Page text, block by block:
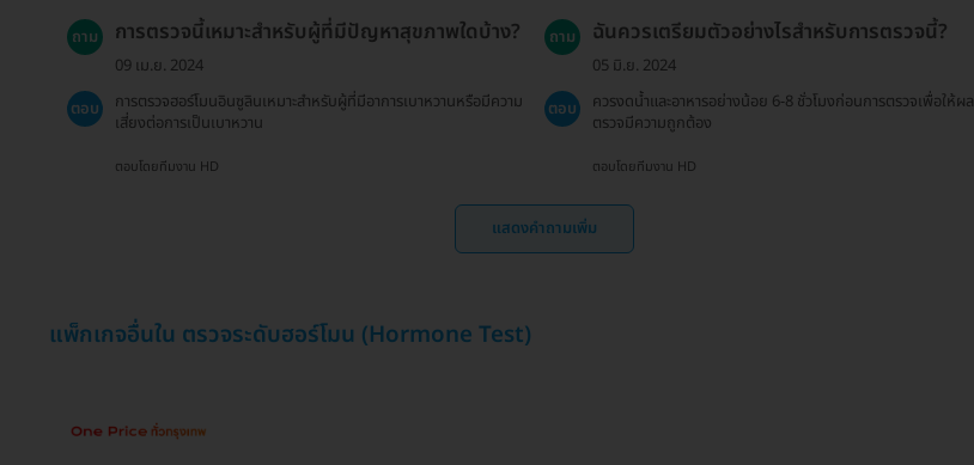
ถาม การตรวจนี้เหมาะสำหรับผู้ที่มีปัญหาสุขภาพใดบ้าง?
09 เม.ย. 2024
ตอบ
การตรวจฮอร์โมนอินซูลินเหมาะสำหรับผู้ที่มีอาการเบาหวานหรือมีความ
เสี่ยงต่อการเป็นเบาหวาน
ตอบโดยทีมงาน HD
ถาม ฉันควรเตรียมตัวอย่างไรสำหรับการตรวจนี้?
05 มิ.ย. 2024
ตอบ
ควรงดน้ำและอาหารอย่างน้อย 6-8 ชั่วโมงก่อนการตรวจเพื่อให้ผล
ตรวจมีความถูกต้อง
ตอบโดยทีมงาน HD
แสดงคำถามเพิ่ม
แพ็กเกจอื่นใน ตรวจระดับฮอร์โมน (Hormone Test)